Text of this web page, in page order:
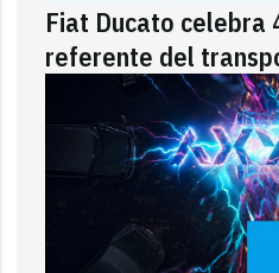
Fiat Ducato celebra
referente del